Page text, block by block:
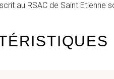
au RSAC de Saint Etienne